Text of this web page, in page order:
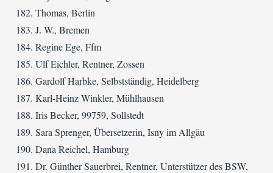
Thomas, Berlin
J. W., Bremen
Regine Ege, Ffm
Ulf Eichler, Rentner, Zossen
Gardolf Harbke, Selbstständig, Heidelberg
Karl-Heinz Winkler, Mühlhausen
Iris Becker, 99759, Sollstedt
Sara Sprenger, Übersetzerin, Isny im Allgäu
Dana Reichel, Hamburg
Dr. Günther Sauerbrei, Rentner, Unterstützer des BSW,